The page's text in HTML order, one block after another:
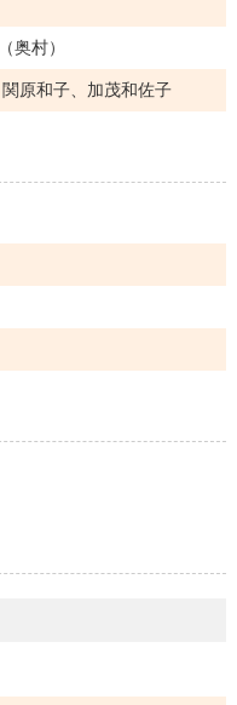
奥村）
原和子、加茂和佐子